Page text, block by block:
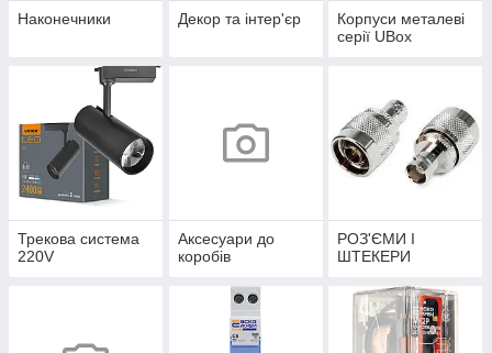
Наконечники Декор та інтер'єр
Корпуси металеві
серії UBox
Трекова система
220V
Аксесуари до
коробів
РОЗ'ЄМИ І
ШТЕКЕРИ